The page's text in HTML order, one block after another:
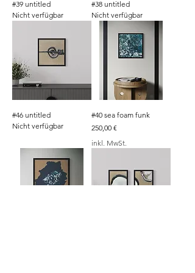
#39 untitled
Nicht verfügbar
#38 untitled
Nicht verfügbar
#46 untitled
Nicht verfügbar
#40 sea foam funk
Preis
250,00 €
inkl. MwSt.